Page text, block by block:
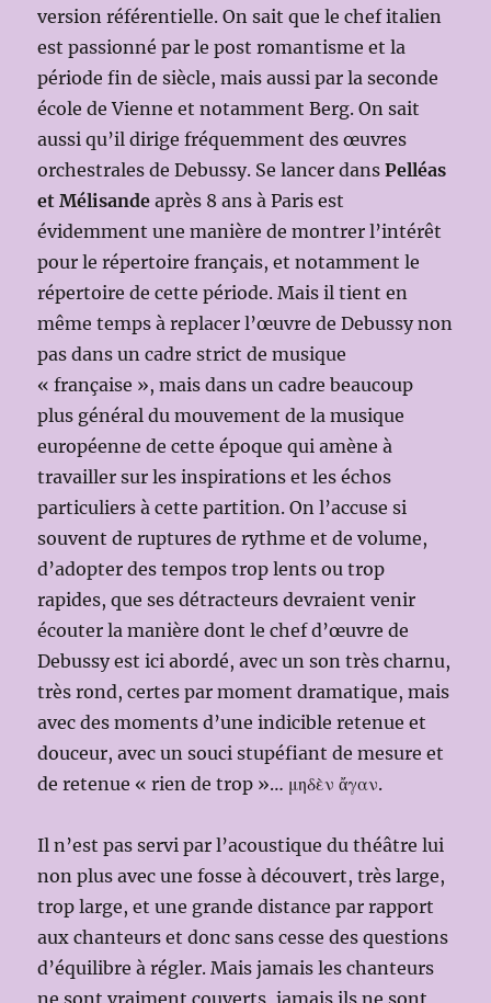
version référentielle. On sait que le chef italien
est passionné par le post romantisme et la
période fin de siècle, mais aussi par la seconde
école de Vienne et notamment Berg. On sait
aussi qu’il dirige fréquemment des œuvres
orchestrales de Debussy. Se lancer dansPelléas
et Mélisande après 8 ans à Paris est
évidemment une manière de montrer l’intérêt
pour le répertoire français, et notamment le
répertoire de cette période. Mais il tient en
même temps à replacer l’œuvre de Debussy non
pas dans un cadre strict de musique
« française », mais dans un cadre beaucoup
plus général du mouvement de la musique
européenne de cette époque qui amène à
travailler sur les inspirations et les échos
particuliers à cette partition. On l’accuse si
souvent de ruptures de rythme et de volume,
d’adopter des tempos trop lents ou trop
rapides, que ses détracteurs devraient venir
écouter la manière dont le chef d’œuvre de
Debussy est ici abordé, avec un son très charnu,
très rond, certes par moment dramatique, mais
avec des moments d’une indicible retenue et
douceur, avec un souci stupéfiant de mesure et
de retenue « rien de trop »… μηδὲν ἄγαν.
Il n’est pas servi par l’acoustique du théâtre lui
non plus avec une fosse à découvert, très large,
trop large, et une grande distance par rapport
aux chanteurs et donc sans cesse des questions
d’équilibre à régler. Mais jamais les chanteurs